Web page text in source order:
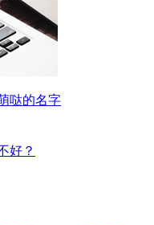
哒的名字
好？